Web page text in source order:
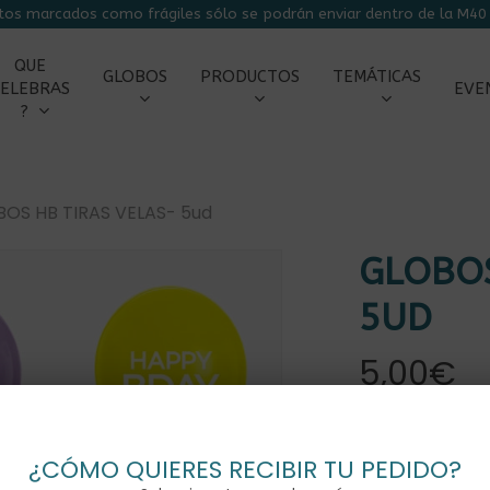
marcados como frágiles sólo se podrán enviar dentro de la M40
QUE
?
GLOBOS PRODUCTOS TEMÁTICAS
HB TIRAS VELAS- 5ud
5UD
5,00€
Ya sea la
globos
¿CÓMO QUIERES RECIBIR TU PEDIDO?